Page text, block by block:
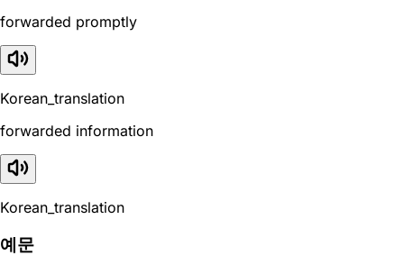
forwarded promptly
Korean_translation
forwarded information
Korean_translation
예문